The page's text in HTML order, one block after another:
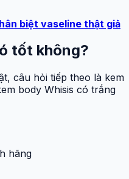
biệt vaseline thật giả
tốt không?
câu hỏi tiếp theo là kem
body Whisis có trắng
hãng